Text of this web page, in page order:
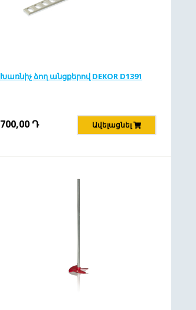
Խառնիչ ձող անցքերով DEKOR D1391
700,00Դ Ավելացնել